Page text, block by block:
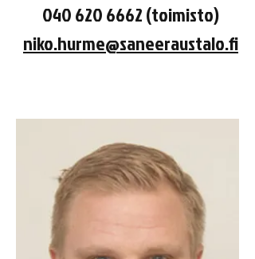
040 620 6662(toimisto)
niko.hurme@saneeraustalo.fi